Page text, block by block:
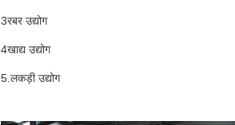
3रबर उद्योग
4खाद्य उद्योग
5. लकड़ी उद्योग